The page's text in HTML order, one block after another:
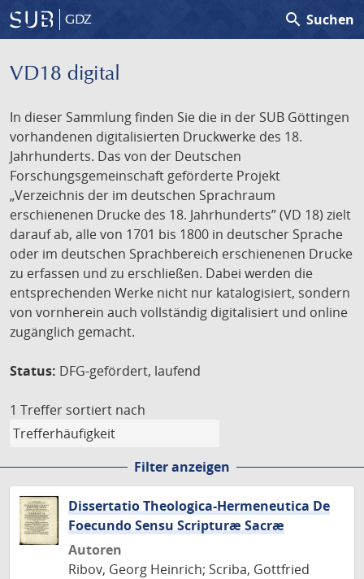
GDZ search Suchen
VD18 digital
In dieser Sammlung finden Sie die in der SUB Göttingen
vorhandenen digitalisierten Druckwerke des 18.
Jahrhunderts. Das von der Deutschen
Forschungsgemeinschaft geförderte Projekt
„Verzeichnis der im deutschen Sprachraum
erschienenen Drucke des 18. Jahrhunderts” (VD 18) zielt
darauf ab, alle von 1701 bis 1800 in deutscher Sprache
oder im deutschen Sprachbereich erschienenen Drucke
zu erfassen und zu erschließen. Dabei werden die
entsprechenden Werke nicht nur katalogisiert, sondern
von vornherein auch vollständig digitalisiert und online
zugänglich gemacht.
Status: DFG-gefördert, laufend
1 Treffer sortiert nach
Filter anzeigen
Dissertatio Theologica-Hermeneutica De
Foecundo Sensu Scripturæ Sacræ
Autoren
Ribov, Georg Heinrich; Scriba, Gottfried